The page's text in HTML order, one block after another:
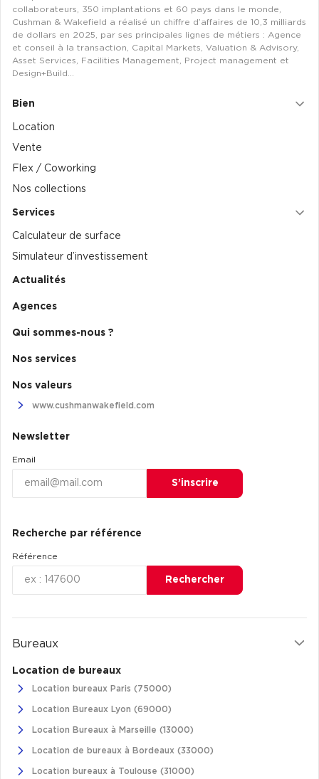
collaborateurs, 350 implantations et 60 pays dans le monde,
Cushman & Wakefield a réalisé un chiffre d’affaires de 10,3 milliards
de dollars en 2025, par ses principales lignes de métiers : Agence
et conseil à la transaction, Capital Markets, Valuation & Advisory,
Asset Services, Facilities Management, Project management et
Design+Build…
Bien
Location
Vente
Flex / Coworking
Nos collections
Services
Calculateur de surface
Simulateur d’investissement
Actualités
Agences
Qui sommes-nous ?
Nos services
Nos valeurs
www.cushmanwakefield.com
Newsletter
Email
S’inscrire
Recherche par référence
Référence
Rechercher
Bureaux
Location de bureaux
Location bureaux Paris (75000)
Location Bureaux Lyon (69000)
Location Bureaux à Marseille (13000)
Location de bureaux à Bordeaux (33000)
Location bureaux à Toulouse (31000)